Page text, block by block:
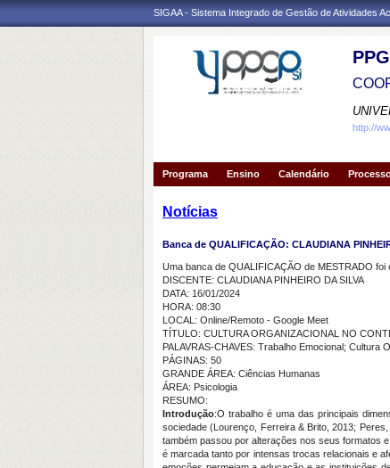
SIGAA - Sistema Integrado de Gestão de Atividades
http://
Programa Ensino Calendário
Notícias
Banca de QUALIFICAÇÃO: CLAUDIANA
Uma banca de QUALIFICAÇÃO de MESTRADO foi
DISCENTE: CLAUDIANA PINHEIRO DA SILVA
DATA: 16/01/2024
HORA: 08:30
LOCAL: Online/Remoto - Google Meet
TÍTULO: CULTURA ORGANIZACIONAL NO
PALAVRAS-CHAVES: Trabalho Emocional; Cultura
PÁGINAS: 50
GRANDE ÁREA: Ciências Humanas
ÁREA: Psicologia
RESUMO:
Introdução:O trabalho é uma das principais
sociedade (Lourenço, Ferreira & Brito, 2013;
também passou por alterações nos seus formatos
é marcada tanto por intensas trocas relacionais e